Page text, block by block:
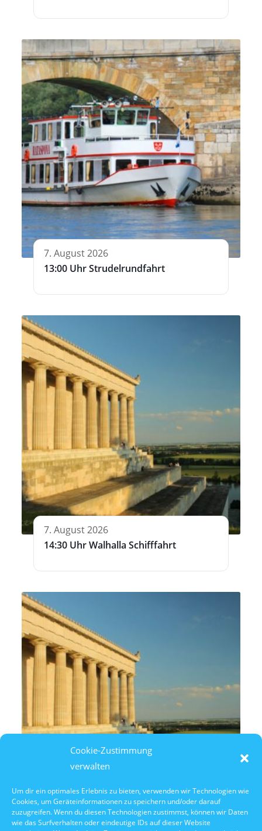
Cookie-Zustimmung
verwalten
Um dir ein optimales Erlebnis zu bieten, verwenden wir Technologien wie
Cookies, um Geräteinformationen zu speichern und/oder darauf
zuzugreifen. Wenn du diesen Technologien zustimmst, können wir Daten
wie das Surfverhalten oder eindeutige IDs auf dieser Website
7. August 2026
13:00 Uhr Strudelrundfahrt
7. August 2026
14:30 Uhr Walhalla Schifffahrt
10. Oktober 2026
10:30 Uhr Walhalla Schifffahrt